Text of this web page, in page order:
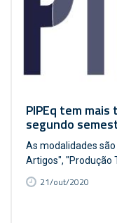
PIPEq tem
segundo
As modalidades
Artigos", "Produção
21/out/2020